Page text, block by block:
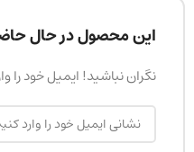
این محصول در حال
نگران نباشید! ایمیل خود را